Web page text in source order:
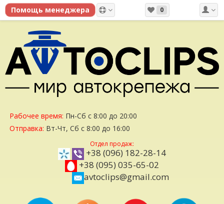
0
Рабочее время: Пн-Сб с 8:00 до 20:00
Отправка: Вт-Чт, Сб с 8:00 до 16:00
Отдел продаж:
+38 (096) 182-28-14
+38 (095) 035-65-02
avtoclips@gmail.com